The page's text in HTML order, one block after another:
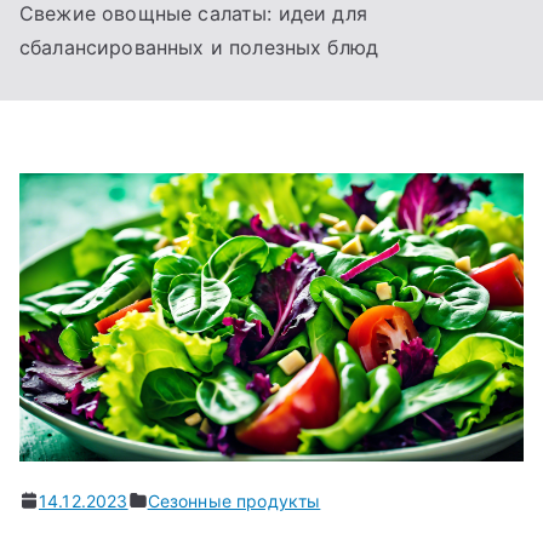
Свежие овощные салаты: идеи для
сбалансированных и полезных блюд
14.12.2023 Сезонные продукты